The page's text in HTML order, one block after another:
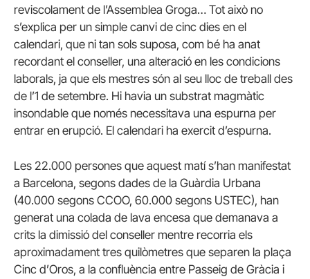
reviscolament de l’Assemblea Groga… Tot això no
s’explica per un simple canvi de cinc dies en el
calendari, que ni tan sols suposa, com bé ha anat
recordant el conseller, una alteració en les condicions
laborals, ja que els mestres són al seu lloc de treball des
de l’1 de setembre. Hi havia un substrat magmàtic
insondable que només necessitava una espurna per
entrar en erupció. El calendari ha exercit d’espurna.
Les 22.000 persones que aquest matí s’han manifestat
a Barcelona, segons dades de la Guàrdia Urbana
(40.000 segons CCOO, 60.000 segons USTEC), han
generat una colada de lava encesa que demanava a
crits la dimissió del conseller mentre recorria els
aproximadament tres quilòmetres que separen la plaça
Cinc d’Oros, a la confluència entre Passeig de Gràcia i